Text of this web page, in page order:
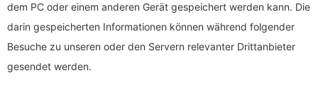
dem PC oder einem anderen Gerät gespeichert werden kann. Die
darin gespeicherten Informationen können während folgender
Besuche zu unseren oder den Servern relevanter Drittanbieter
gesendet werden.